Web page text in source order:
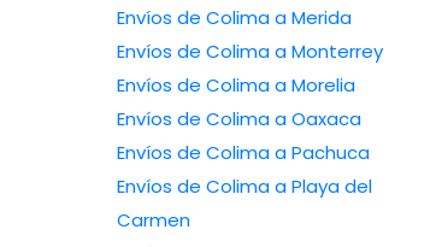
Envíos de Colima a Merida
Envíos de Colima a Monterrey
Envíos de Colima a Morelia
Envíos de Colima a Oaxaca
Envíos de Colima a Pachuca
Envíos de Colima a Playa del
Carmen